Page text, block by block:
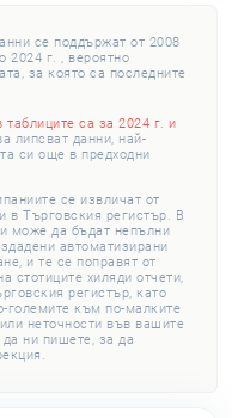
се поддържат от 2008
2024 г. , вероятно
за която са последните
са за 2024 г. и
липсват данни, най-
си още в предходни
се извличат от
в Търговския регистър. В
може да бъдат непълни
автоматизирани
и те се поправят от
стотиците хиляди отчети,
регистър, като
големите към по-малките
неточности във вашите
ни пишете, за да